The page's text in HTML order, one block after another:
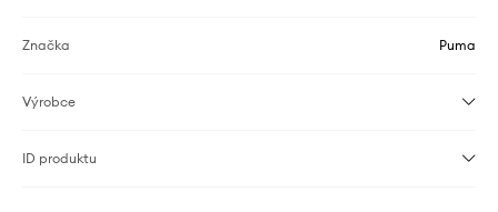
Značka Puma
Výrobce
ID produktu